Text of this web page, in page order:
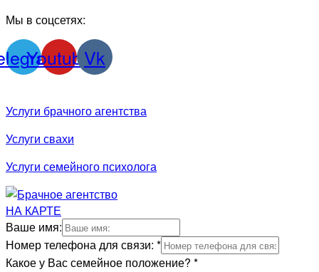
Мы в соцсетях:
YoutubeVk
Услуги брачного агентства
Услуги свахи
Услуги семейного психолога
НА КАРТЕ
Ваше имя:
Номер телефона для связи: *
Какое у Вас семейное положение? *